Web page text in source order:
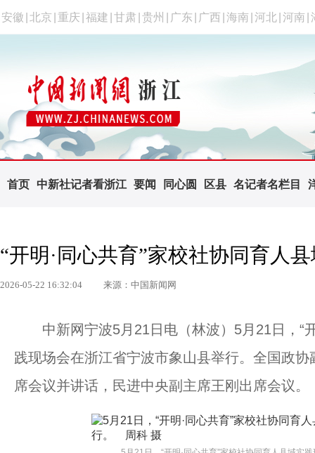
安徽 北京 重庆 福建 甘肃 贵州 广东 广西 海南 河北 河南
首页 中新社记者看浙江 要闻 同心圆 区县 名记者名栏目
“开明·同心共育”家校社协同育人
2026-05-22 16:32:04 来源：中国新闻网
中新网宁波5月21日电（林波）5月21日，“
践现场会在浙江省宁波市象山县举行。全国政
席会议并讲话，民进中央副主席王刚出席会议。